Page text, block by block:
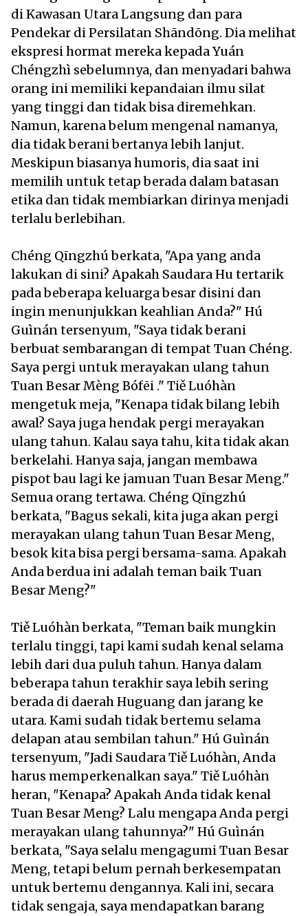
di Kawasan Utara Langsung dan para
Pendekar di Persilatan Shāndōng. Dia melihat
ekspresi hormat mereka kepada Yuán
Chéngzhì sebelumnya, dan menyadari bahwa
orang ini memiliki kepandaian ilmu silat
yang tinggi dan tidak bisa diremehkan.
Namun, karena belum mengenal namanya,
dia tidak berani bertanya lebih lanjut.
Meskipun biasanya humoris, dia saat ini
memilih untuk tetap berada dalam batasan
etika dan tidak membiarkan dirinya menjadi
terlalu berlebihan.
Chéng Qīngzhú berkata, "Apa yang anda
lakukan di sini? Apakah Saudara Hu tertarik
pada beberapa keluarga besar disini dan
ingin menunjukkan keahlian Anda?" Hú
Guìnán tersenyum, "Saya tidak berani
berbuat sembarangan di tempat Tuan Chéng.
Saya pergi untuk merayakan ulang tahun
Tuan Besar Mèng Bófēi ." Tiě Luóhàn
mengetuk meja, "Kenapa tidak bilang lebih
awal? Saya juga hendak pergi merayakan
ulang tahun. Kalau saya tahu, kita tidak akan
berkelahi. Hanya saja, jangan membawa
pispot bau lagi ke jamuan Tuan Besar Meng."
Semua orang tertawa. Chéng Qīngzhú
berkata, "Bagus sekali, kita juga akan pergi
merayakan ulang tahun Tuan Besar Meng,
besok kita bisa pergi bersama-sama. Apakah
Anda berdua ini adalah teman baik Tuan
Besar Meng?"
Tiě Luóhàn berkata, "Teman baik mungkin
terlalu tinggi, tapi kami sudah kenal selama
lebih dari dua puluh tahun. Hanya dalam
beberapa tahun terakhir saya lebih sering
berada di daerah Huguang dan jarang ke
utara. Kami sudah tidak bertemu selama
delapan atau sembilan tahun." Hú Guìnán
tersenyum, "Jadi Saudara Tiě Luóhàn, Anda
harus memperkenalkan saya." Tiě Luóhàn
heran, "Kenapa? Apakah Anda tidak kenal
Tuan Besar Meng? Lalu mengapa Anda pergi
merayakan ulang tahunnya?" Hú Guìnán
berkata, "Saya selalu mengagumi Tuan Besar
Meng, tetapi belum pernah berkesempatan
untuk bertemu dengannya. Kali ini, secara
tidak sengaja, saya mendapatkan barang